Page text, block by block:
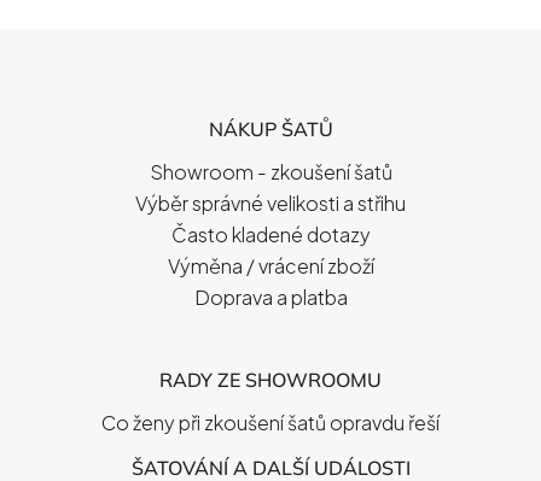
NÁKUP ŠATŮ
Showroom - zkoušení šatů
Výběr správné velikosti a střihu
Často kladené dotazy
Výměna / vrácení zboží
Doprava a platba
RADY ZE SHOWROOMU
Co ženy při zkoušení šatů opravdu řeší
ŠATOVÁNÍ A DALŠÍ UDÁLOSTI